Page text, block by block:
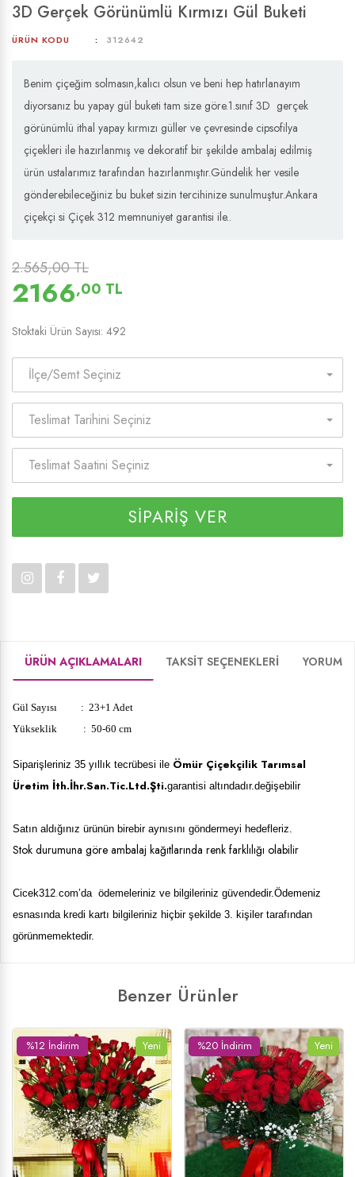
3D Gerçek Görünümlü Kırmızı Gül Buketi
ÜRÜN KODU 312642
Benim çiçeğim solmasın,kalıcı olsun ve beni hep hatırlanayım
diyorsanız bu yapay gül buketi tam size göre.1.sınıf 3D gerçek
görünümlü ithal yapay kırmızı güller ve çevresinde cipsofilya
çiçekleri ile hazırlanmış ve dekoratif bir şekilde ambalaj edilmiş
ürün ustalarımız tarafından hazırlanmıştır.Gündelik her vesile
gönderebileceğiniz bu buket sizin tercihinize sunulmuştur.Ankara
çiçekçi si Çiçek 312 memnuniyet garantisi ile..
2.565,00 TL
2166,00 TL
Stoktaki Ürün Sayısı: 492
İlçe/Semt Seçiniz
Teslimat Tarihini Seçiniz
Teslimat Saatini Seçiniz
SİPARİŞ VER
ÜRÜN AÇIKLAMALARI TAKSİT SEÇENEKLERİ
Gül Sayısı : 23+1 Adet
Yükseklik : 50-60 cm
Siparişleriniz 35 yıllık tecrübesi ile Ömür Çiçekçilik Tarımsal
Üretim İth.İhr.San.Tic.Ltd.Şti.garantisi altındadır.değişebilir
Satın aldığınız ürünün birebir aynısını göndermeyi hedefleriz.
Stok durumuna göre ambalaj kağıtlarında renk farklılığı olabilir
Cicek312 com’da ödemeleriniz ve bilgileriniz güvendedir.Ödemeniz
esnasında kredi kartı bilgileriniz hiçbir şekilde 3. kişiler tarafından
görünmemektedir.
Benzer Ürünler
%23 İndirim Yeni %19 İndirim Yeni